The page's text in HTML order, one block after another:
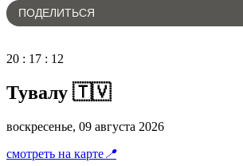
ПОДЕЛИТЬСЯ
20 : 17 : 12
Тувалу 🇹🇻
воскресенье, 09 августа 2026
смотреть на карте 📍